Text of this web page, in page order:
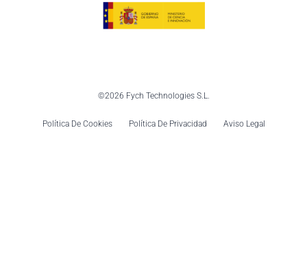
©2026 Fych Technologies S.L.
Política De Cookies Política De Privacidad Aviso Legal